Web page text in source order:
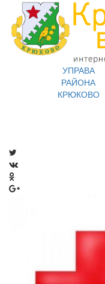
УПРАВА
РАЙОНА
КРЮКОВО